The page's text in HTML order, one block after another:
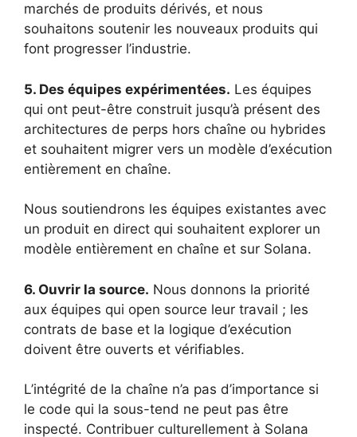
marchés de produits dérivés, et nous
souhaitons soutenir les nouveaux produits qui
font progresser l’industrie.
5. Des équipes expérimentées. Les équipes
qui ont peut-être construit jusqu’à présent des
architectures de perps hors chaîne ou hybrides
et souhaitent migrer vers un modèle d’exécution
entièrement en chaîne.
Nous soutiendrons les équipes existantes avec
un produit en direct qui souhaitent explorer un
modèle entièrement en chaîne et sur Solana.
6. Ouvrir la source. Nous donnons la priorité
aux équipes qui open source leur travail ; les
contrats de base et la logique d’exécution
doivent être ouverts et vérifiables.
L’intégrité de la chaîne n’a pas d’importance si
le code qui la sous-tend ne peut pas être
inspecté. Contribuer culturellement à Solana